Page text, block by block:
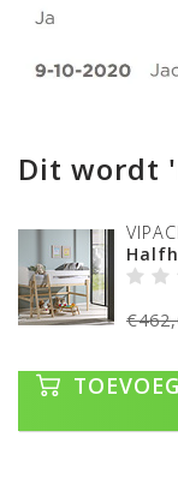
Dit wordt